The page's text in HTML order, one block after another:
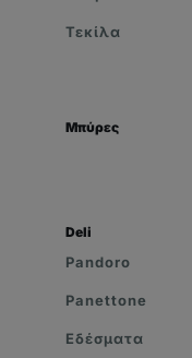
Τεκίλα
Μπύρες
Deli
Pandoro
Panettone
Εδέσματα